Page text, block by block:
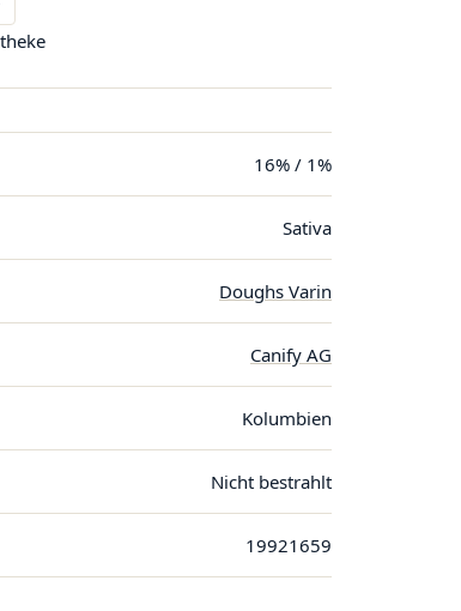
16% / 1%
Sativa
Doughs Varin
Canify AG
Kolumbien
Nicht bestrahlt
19921659